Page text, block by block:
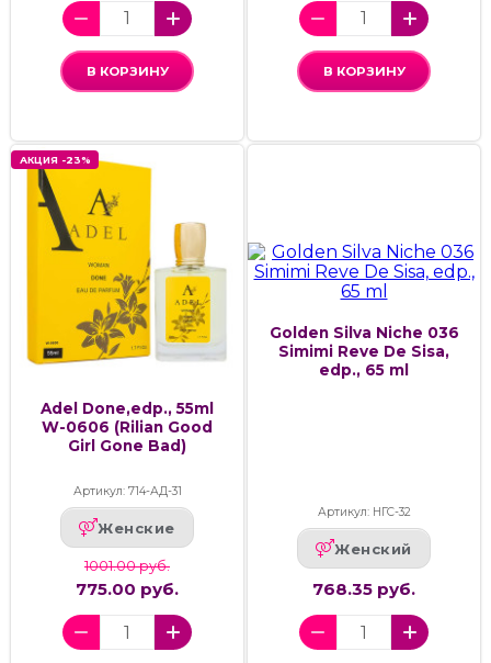
В КОРЗИНУ В КОРЗИНУ
АКЦИЯ -23%
Adel Done,edp., 55ml
W-0606 (Rilian Good
Girl Gone Bad)
Артикул: 714-АД-31
Женские
1001.00 руб.
775.00 руб.
Golden Silva Niche 036
Simimi Reve De Sisa,
edp., 65 ml
Артикул: НГС-32
Женский
768.35 руб.